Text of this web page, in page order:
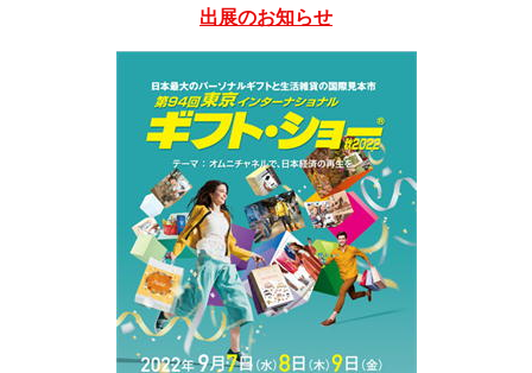
出展のお知らせ